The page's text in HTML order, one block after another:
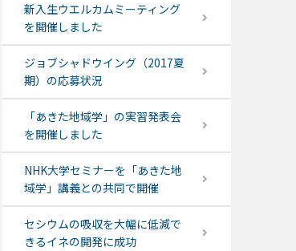
新入生ウエルカムミーティング
を開催しました
ジョブシャドウイング（2017夏
期）の応募状況
「あきた地域学」の実習発表会
を開催しました
NHK大学セミナーを「あきた地
域学」講義との共同で開催
セシウムの吸収を大幅に低減で
きるイネの開発に成功